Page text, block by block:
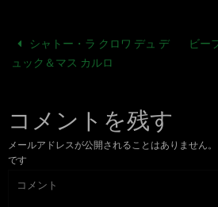
シャトー・ラ クロワ デュ デ
ュック＆マス カルロ
ビー
コメントを残す
メールアドレスが公開されることはありません。
です